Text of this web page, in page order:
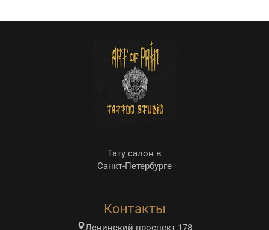
Тату салон в
Санкт-Петербурге
Контакты